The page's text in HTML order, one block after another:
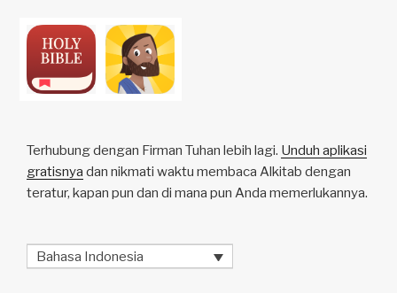
Terhubung dengan Firman Tuhan lebih lagi. Unduh aplikasi
gratisnya dan nikmati waktu membaca Alkitab dengan
teratur, kapan pun dan di mana pun Anda memerlukannya.
Bahasa Indonesia